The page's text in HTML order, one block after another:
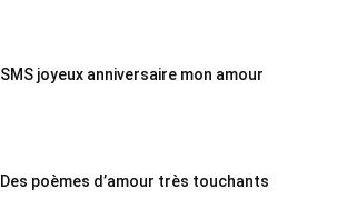
SMS joyeux anniversaire mon amour
Des poèmes d’amour très touchants